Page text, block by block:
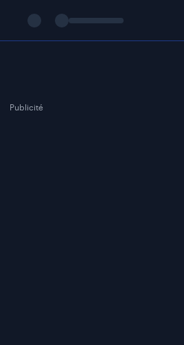
Publicité